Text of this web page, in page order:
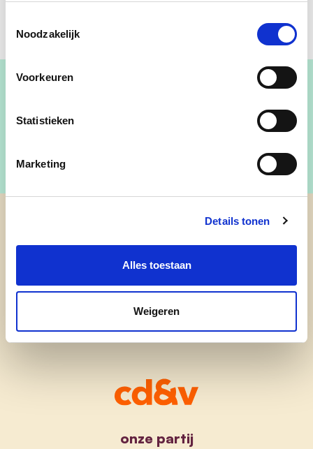
Noodzakelijk
Voorkeuren
Statistieken
Marketing
Details tonen
Alles toestaan
Weigeren
onze partij